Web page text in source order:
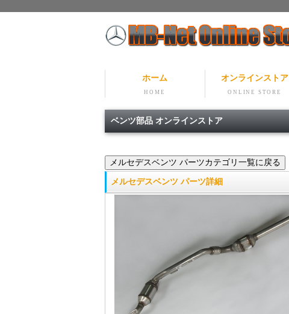
ホーム
HOME
オンラインストア
ONLINE STORE
ベンツ部品 オンラインストア
メルセデスベンツ パーツ詳細